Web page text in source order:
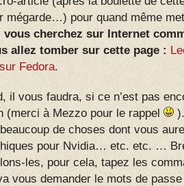
mégarde…) pour quand même
vous cherchez sur Internet
allez tomber sur cette page :
Fedora.
il vous faudra, si ce n’est pas
(merci à Mezzo pour le rappel
de choses dont vous
pour Nvidia… etc. etc. …
les, pour cela, tapez les
vous demander le mots de